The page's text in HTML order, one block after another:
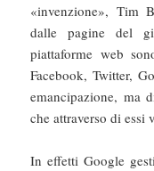
«invenzione», Tim
dalle pagine del
piattaforme web
Facebook, Twitter,
emancipazione, ma
che attraverso di essi
In effetti Google